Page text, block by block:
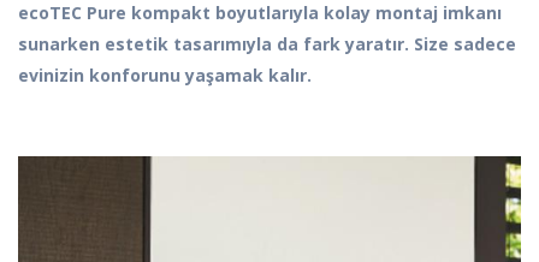
ecoTEC Pure kompakt boyutlarıyla kolay montaj imkanı
sunarken estetik tasarımıyla da fark yaratır. Size sadece
evinizin konforunu yaşamak kalır.